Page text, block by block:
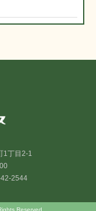
1丁目2-1
2544
Reserved.